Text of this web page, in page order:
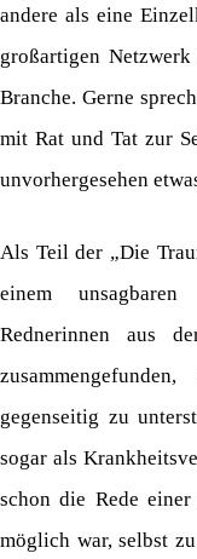
andere als eine
großartigen
Branche. Gerne
mit Rat und Tat zur
unvorhergesehen
Als Teil der „Die
einem
Rednerinnen aus
gegenseitig zu
sogar als
schon die Rede
möglich war, selbst